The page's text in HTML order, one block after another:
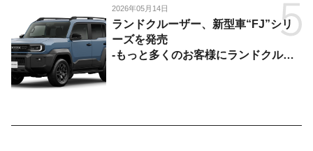
2026年05月14日
ランドクルーザー、新型車“FJ”シリ
ーズを発売
-もっと多くのお客様にランドクルー